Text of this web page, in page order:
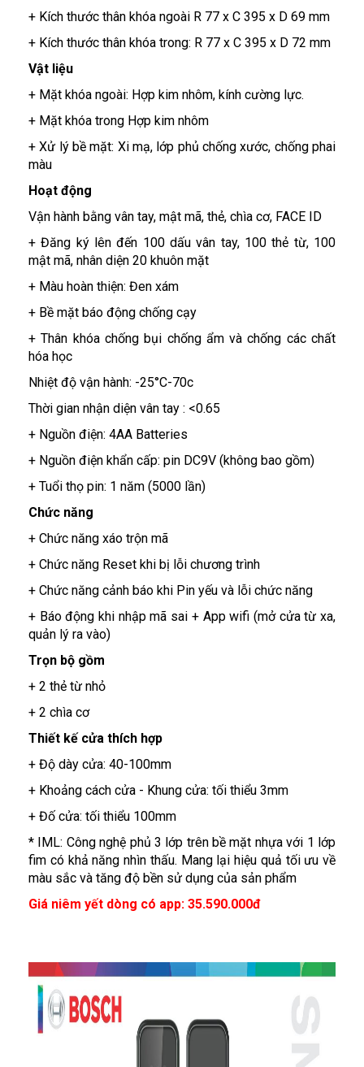
+ Kích thước thân khóa ngoài R 77 x C 395 x D 69 mm
+ Kích thước thân khóa trong: R 77 x C 395 x D 72 mm
Vật liệu
+ Mặt khóa ngoài: Hợp kim nhôm, kính cường lực.
+ Mặt khóa trong Hợp kim nhôm
+ Xử lý bề mặt: Xi mạ, lớp phủ chống xước, chống phai
màu
Hoạt động
Vận hành bằng vân tay, mật mã, thẻ, chìa cơ, FACE ID
+ Đăng ký lên đến 100 dấu vân tay, 100 thẻ từ, 100
mật mã, nhân diện 20 khuôn mặt
+ Màu hoàn thiện: Đen xám
+ Bề mặt báo động chống cạy
+ Thân khóa chống bụi chống ẩm và chống các chất
hóa học
Nhiệt độ vận hành: -25°C-70c
Thời gian nhận diện vân tay : <0.65
+ Nguồn điện: 4AA Batteries
+ Nguồn điện khẩn cấp: pin DC9V (không bao gồm)
+ Tuổi thọ pin: 1 năm (5000 lần)
Chức năng
+ Chức năng xáo trộn mã
+ Chức năng Reset khi bị lỗi chương trình
+ Chức năng cảnh báo khi Pin yếu và lỗi chức năng
+ Báo động khi nhập mã sai + App wifi (mở cửa từ xa,
quản lý ra vào)
Trọn bộ gồm
+ 2 thẻ từ nhỏ
+ 2 chìa cơ
Thiết kế cửa thích hợp
+ Độ dày cửa: 40-100mm
+ Khoảng cách cửa - Khung cửa: tối thiểu 3mm
+ Đố cửa: tối thiểu 100mm
* IML: Công nghệ phủ 3 lớp trên bề mặt nhựa với 1 lớp
fim có khả năng nhìn thấu. Mang lại hiệu quả tối ưu về
màu sắc và tăng độ bền sử dụng của sản phẩm
Giá niêm yết dòng có app: 35.590.000đ